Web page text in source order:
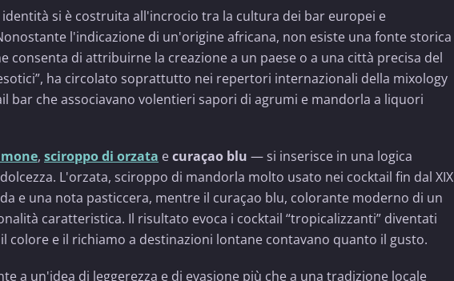
identità si è costruita all'incrocio tra la cultura dei bar europei e
l'indicazione di un'origine africana, non esiste una fonte storica
consenta di attribuirne la creazione a un paese o a una città precisa del
ha circolato soprattutto nei repertori internazionali della mixology
bar che associavano volentieri sapori di agrumi e mandorla a liquori
, sciroppo di orzata ecuraçao blu — si inserisce in una logica
L'orzata, sciroppo di mandorla molto usato nei cocktail fin dal XIX
e una nota pasticcera, mentre il curaçao blu, colorante moderno di un
caratteristica. Il risultato evoca i cocktail “tropicalizzanti” diventati
colore e il richiamo a destinazioni lontane contavano quanto il gusto.
a un'idea di leggerezza e di evasione più che a una tradizione locale